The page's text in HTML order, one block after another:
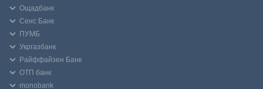
Ощадбанк
Сенс Банк
ПУМБ
Укргазбанк
Райффайзен Банк
ОТП банк
monobank